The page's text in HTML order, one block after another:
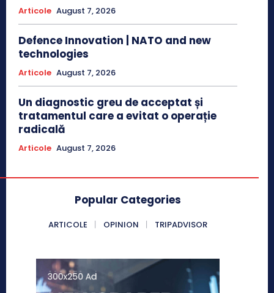
Articole August 7, 2026
Defence Innovation | NATO and new
technologies
Articole August 7, 2026
Un diagnostic greu de acceptat și
tratamentul care a evitat o operație
radicală
Articole August 7, 2026
Popular Categories
ARTICOLE OPINION TRIPADVISOR